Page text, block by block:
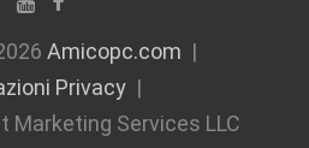
Amicopc.com
Privacy
Marketing Services LLC